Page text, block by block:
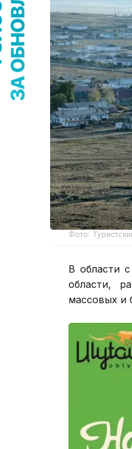
Фото:
В области
области,
массовых и